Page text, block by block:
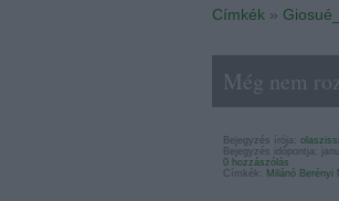
Címkék »
Még nem
Bejegyzés írója:
Bejegyzés időpontja:
0 hozzászólás
Címkék: Milánó Berényi